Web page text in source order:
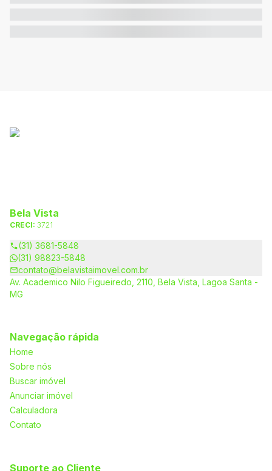
Bela Vista
CRECI: 3721
(31) 3681-5848
(31) 98823-5848
contato@belavistaimovel.com.br
Av. Academico Nilo Figueiredo, 2110, Bela Vista, Lagoa Santa -
MG
Navegação rápida
Home
Sobre nós
Buscar imóvel
Anunciar imóvel
Calculadora
Contato
Suporte ao Cliente